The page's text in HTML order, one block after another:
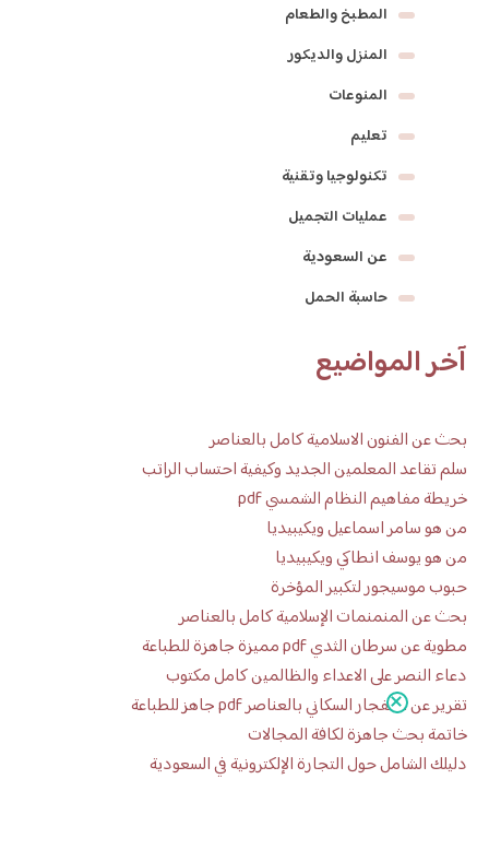
المطبخ والطعام
المنزل والديكور
المنوعات
تعليم
تكنولوجيا وتقنية
عمليات التجميل
عن السعودية
حاسبة الحمل
آخر المواضيع
بحث عن الفنون الاسلامية كامل بالعناصر
سلم تقاعد المعلمين الجديد وكيفية احتساب الراتب
خريطة مفاهيم النظام الشمسي pdf
من هو سامر اسماعيل ويكيبيديا
من هو يوسف انطاكي ويكيبيديا
حبوب موسيجور لتكبير المؤخرة
بحث عن المنمنمات الإسلامية كامل بالعناصر
مطوية عن سرطان الثدي pdf مميزة جاهزة للطباعة
دعاء النصر على الاعداء والظالمين كامل مكتوب
تقرير عن الانفجار السكاني بالعناصر pdf جاهز للطباعة
خاتمة بحث جاهزة لكافة المجالات
دليلك الشامل حول التجارة الإلكترونية في السعودية